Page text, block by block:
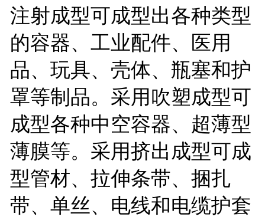
注射成型可成型出各种类型
的容器、工业配件、医用
品、玩具、壳体、瓶塞和护
罩等制品。采用吹塑成型可
成型各种中空容器、超薄型
薄膜等。采用挤出成型可成
型管材、拉伸条带、捆扎
带、单丝、电线和电缆护套